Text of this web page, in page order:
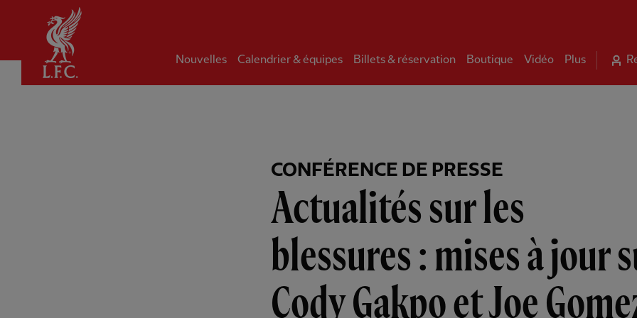
Nouvelles Calendrier & équipes Billets & réservation Boutique Vidéo Plus
CONFÉRENCE DE PRESSE
Actualités sur les
blessures : mises à jour
Cody Gakpo et Joe